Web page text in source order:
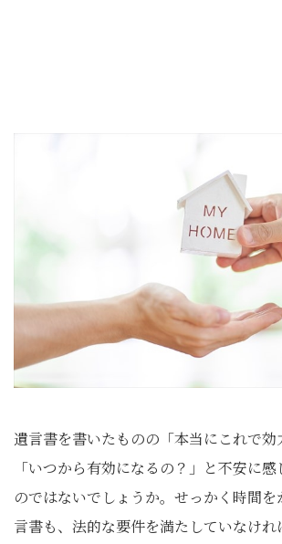
遺言書を書いたものの「本当にこれで効
「いつから有効になるの？」と不安に
のではないでしょうか。せっかく時間
言書も、法的な要件を満たしていなけ